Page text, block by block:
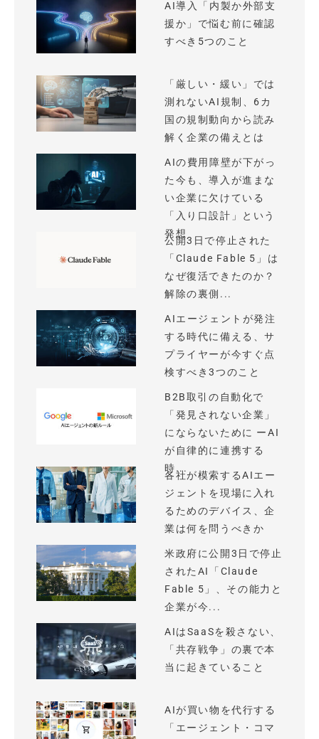
AI導入「内製か外部支
援か」で悩む前に確認
すべき5つのこと
「厳しい・緩い」では
測れないAI規制、6カ
国の規制動向から読み
解く企業の備えとは
AIの費用障壁が下がっ
た今も、導入が進まな
い企業に欠けている
「入り口設計」という
発想
公開3日で停止された
「Claude Fable 5」は
なぜ復活できたのか？
解除の裏側...
AIエージェントが発注
する時代に備える、サ
プライヤーが今すぐ点
検すべき3つのこと
B2B取引の自動化で
「発見されない企業」
にならないために ーAI
が自律的に連携する
時...
各社が模索するAIエー
ジェントを現場に入れ
るためのデバイス、企
業は何を問うべきか
米政府に公開3日で停止
されたAI「Claude
Fable 5」、その能力と
企業が今...
AIはSaaSを殺さない、
「共存戦争」の裏で本
当に起きていること
AIが買い物を代行する
「エージェント・コマ